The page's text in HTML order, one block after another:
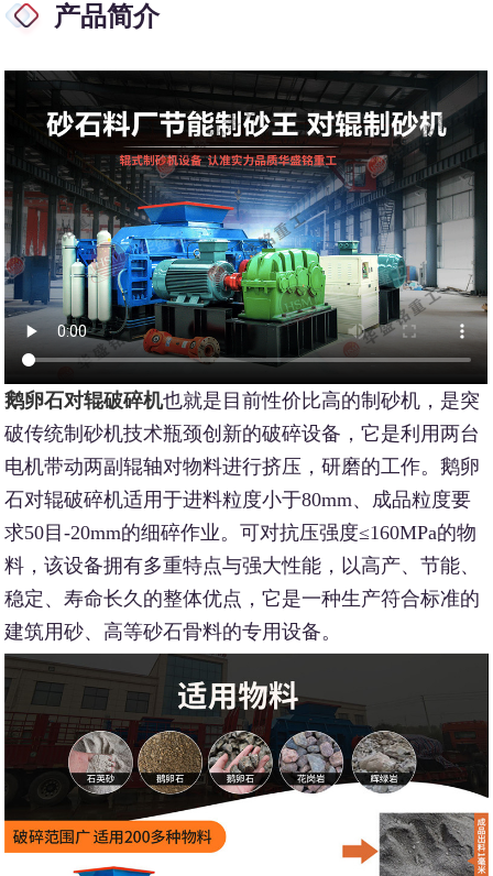
产品简介
鹅卵石对辊破碎机也就是目前性价比高的制砂机，是突
破传统制砂机技术瓶颈创新的破碎设备，它是利用两台
电机带动两副辊轴对物料进行挤压，研磨的工作。鹅卵
石对辊破碎机适用于进料粒度小于80mm、成品粒度要
求50目-20mm的细碎作业。可对抗压强度≤160MPa的物
料，该设备拥有多重特点与强大性能，以高产、节能、
稳定、寿命长久的整体优点，它是一种生产符合标准的
建筑用砂、高等砂石骨料的专用设备。